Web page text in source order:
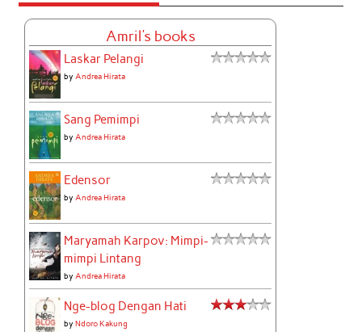
Amril's books
Laskar Pelangi
byAndrea Hirata
Sang Pemimpi
byAndrea Hirata
Edensor
byAndrea Hirata
Maryamah Karpov: Mimpi-
mimpi Lintang
byAndrea Hirata
Nge-blog Dengan Hati
byNdoro Kakung